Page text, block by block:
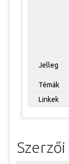
Jelleg
Témák
Linkek